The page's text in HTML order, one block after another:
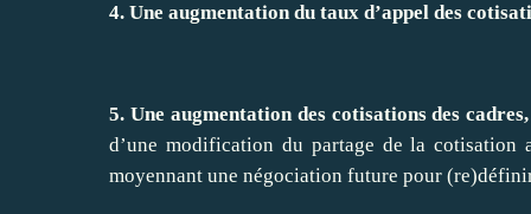
4. Une augmentation du taux d’appel des
5. Une augmentation des cotisations des cadres,
d’une modification du partage de la
moyennant une négociation future pour